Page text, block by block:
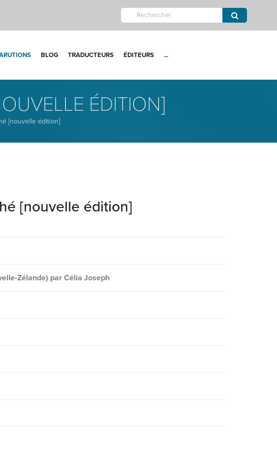
BLOG TRADUCTEURS ÉDITEURS ...
ÉDITION]
[nouvelle édition]
[nouvelle édition]
Zélande) par Célia Joseph